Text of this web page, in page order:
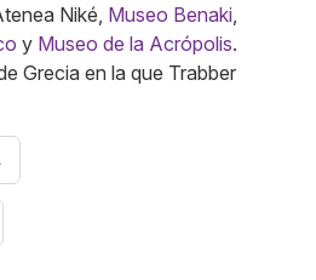
Niké, Museo Benaki
y Museo de la Acrópolis.
Grecia en la que Trabber